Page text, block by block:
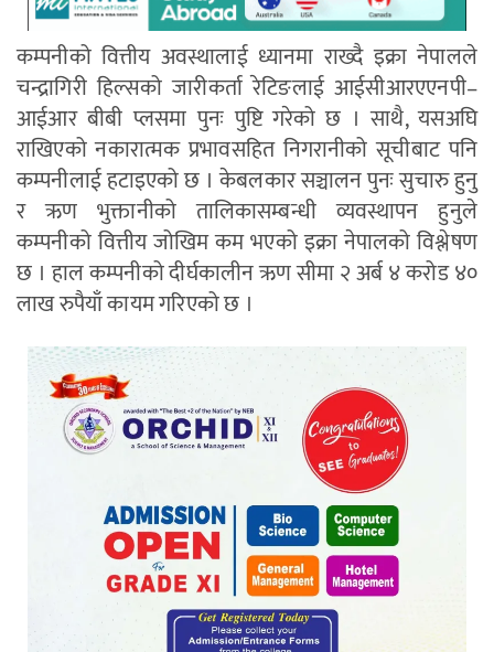
कम्पनीको वित्तीय अवस्थालाई ध्यानमा राख्दै इक्रा नेपालले
चन्द्रागिरी हिल्सको जारीकर्ता रेटिङलाई आईसीआरएएनपी–
आईआर बीबी प्लसमा पुनः पुष्टि गरेको छ । साथै, यसअघि
राखिएको नकारात्मक प्रभावसहित निगरानीको सूचीबाट पनि
कम्पनीलाई हटाइएको छ । केबलकार सञ्चालन पुनः सुचारु हुनु
र ऋण भुक्तानीको तालिकासम्बन्धी व्यवस्थापन हुनुले
कम्पनीको वित्तीय जोखिम कम भएको इक्रा नेपालको विश्लेषण
छ । हाल कम्पनीको दीर्घकालीन ऋण सीमा २ अर्ब ४ करोड ४०
लाख रुपैयाँ कायम गरिएको छ ।